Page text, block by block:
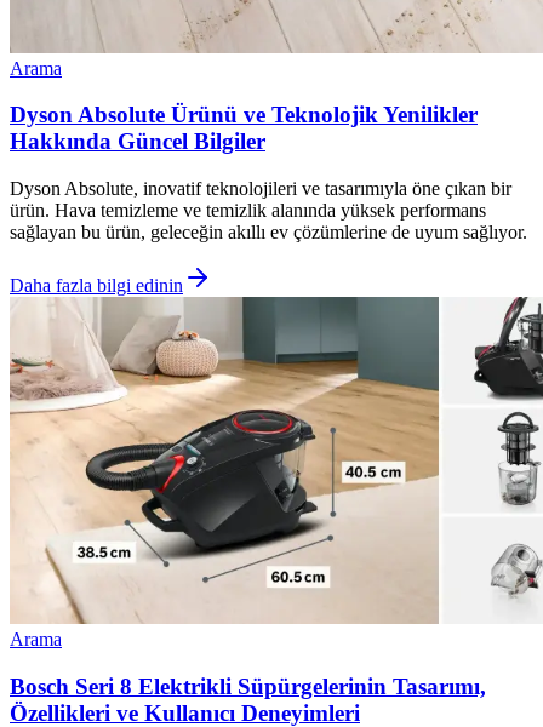
Arama
Dyson Absolute Ürünü ve Teknolojik Yenilikler
Hakkında Güncel Bilgiler
Dyson Absolute, inovatif teknolojileri ve tasarımıyla öne çıkan bir
ürün. Hava temizleme ve temizlik alanında yüksek performans
sağlayan bu ürün, geleceğin akıllı ev çözümlerine de uyum sağlıyor.
Daha fazla bilgi edinin
Arama
Bosch Seri 8 Elektrikli Süpürgelerinin Tasarımı,
Özellikleri ve Kullanıcı Deneyimleri